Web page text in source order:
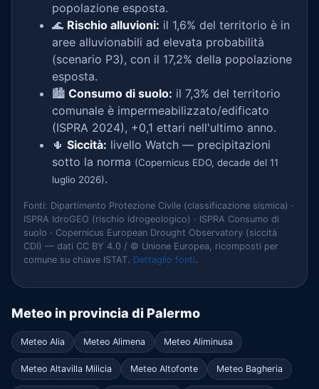
popolazione esposta.
🌊 Rischio alluvioni: il 1,6% del territorio è in
aree alluvionabili ad elevata probabilità
(scenario P3), con il 17,2% della popolazione
esposta.
🏙️ Consumo di suolo: il 7,3% del territorio
comunale è impermeabilizzato/edificato
(ISPRA 2024), +0,1 ettari nell'ultimo anno.
🌵 Siccità: livello Watch — precipitazioni
sotto la norma (Copernicus EDO, decade del 11
luglio 2026).
Fonti: Dipartimento Protezione Civile (classificazione sismica) ·
ISPRA IdroGEO (rischio idrogeologico) · ISPRA Consumo di
suolo · Copernicus European Drought Observatory (siccità
CDI) — dati CC BY 4.0 / © Unione Europea, ricomposti per
comune su chiave ISTAT. Dettaglio fonti.
Meteo in provincia di Palermo
Meteo Alia Meteo Alimena Meteo Aliminusa
Meteo Altavilla Milicia Meteo Altofonte Meteo Bagheria